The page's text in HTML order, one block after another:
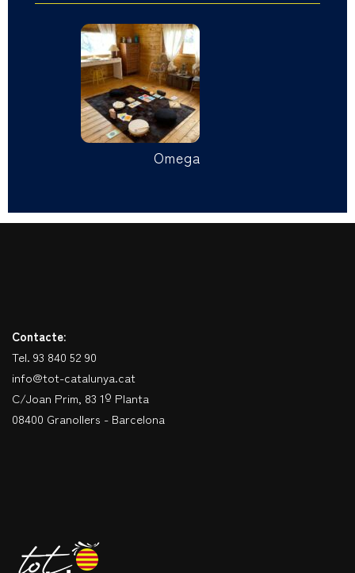
Omega
Contacte:
Tel. 93 840 52 90
info@tot-catalunya.cat
C/Joan Prim, 83 1º Planta
08400 Granollers - Barcelona